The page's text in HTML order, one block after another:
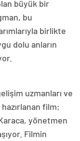
büyük bir
bu
birlikte
dolu anların
uzmanları ve
film;
yönetmen
Filmin